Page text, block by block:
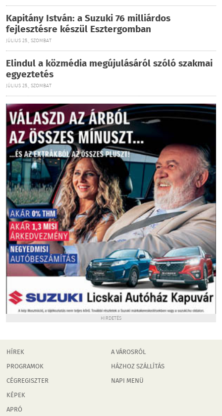
Kapitány István: a Suzuki 76 milliárdos
fejlesztésre készül Esztergomban
JÚLIUS 25., SZOMBAT
Elindul a közmédia megújulásáról szóló szakmai
egyeztetés
JÚLIUS 25., SZOMBAT
HIRDETÉS
HÍREK
PROGRAMOK
CÉGREGISZTER
KÉPEK
APRÓ
A VÁROSRÓL
HÁZHOZ SZÁLLÍTÁS
NAPI MENÜ